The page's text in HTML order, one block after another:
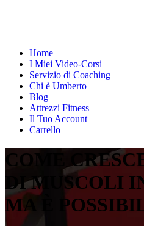
Home
I Miei Video-Corsi
Servizio di Coaching
Chi è Umberto
Blog
Attrezzi Fitness
Il Tuo Account
Carrello
COME
DI MUSCOLI
MA È